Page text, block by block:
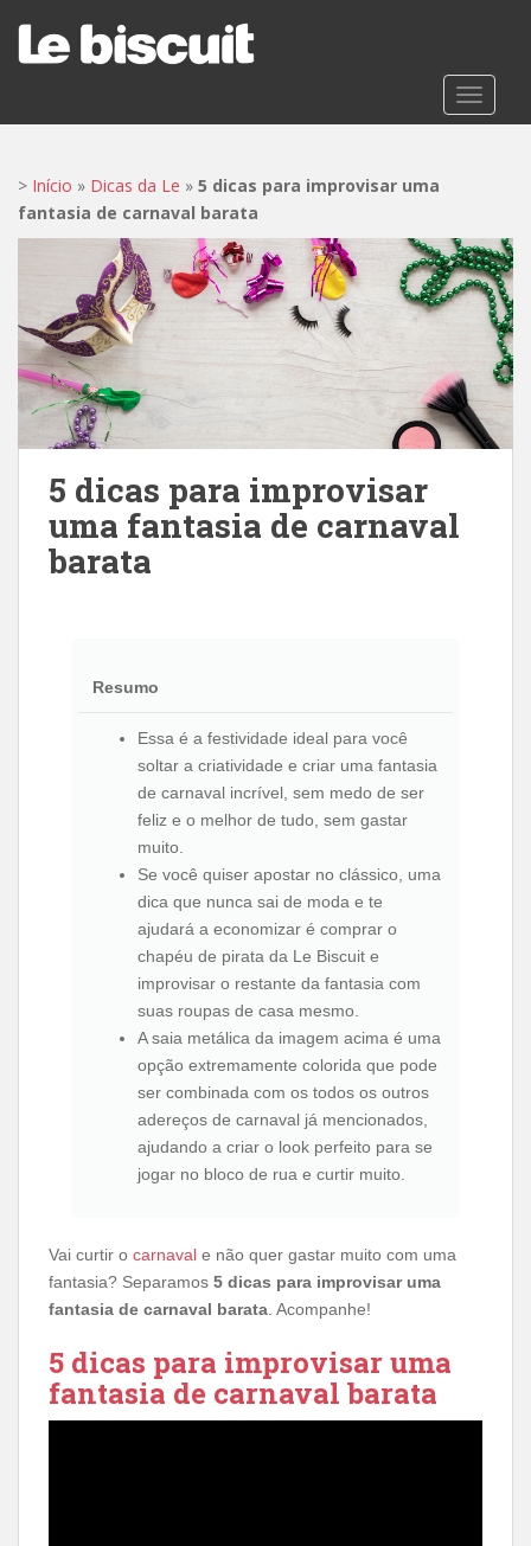
t
> Início » Dicas da Le » 5 dicas para improvisar uma
fantasia de carnaval barata
5 dicas para improvisar
uma fantasia de carnaval
barata
Resumo
Essa é a festividade ideal para você
soltar a criatividade e criar uma fantasia
de carnaval incrível, sem medo de ser
feliz e o melhor de tudo, sem gastar
muito.
Se você quiser apostar no clássico, uma
dica que nunca sai de moda e te
ajudará a economizar é comprar o
chapéu de pirata da Le Biscuit e
improvisar o restante da fantasia com
suas roupas de casa mesmo.
A saia metálica da imagem acima é uma
opção extremamente colorida que pode
ser combinada com os todos os outros
adereços de carnaval já mencionados,
ajudando a criar o look perfeito para se
jogar no bloco de rua e curtir muito.
Vai curtir o carnaval e não quer gastar muito com uma
fantasia? Separamos 5 dicas para improvisar uma
fantasia de carnaval barata. Acompanhe!
5 dicas para improvisar uma
fantasia de carnaval barata